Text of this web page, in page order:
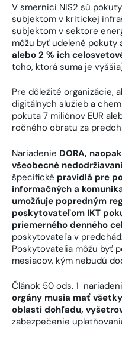
V smernici NIS2 sú
subjektom v kritickej
subjektom v sektore
môžu byť udelené pokuty
alebo 2 % ich
toho, ktorá suma je
Pre dôležité organizácie,
digitálnych služieb a
pokuta 7 miliónov EUR
ročného obratu za
Nariadenie DORA,
všeobecné
špecifické pravidlá pre
informačných a
umožňuje popredným
poskytovateľom IKT
priemerného denného
poskytovateľa v
Poskytovatelia môžu byť
mesiacov, kým nebudú
Článok 50 ods. 1
orgány musia mať
oblasti dohľadu,
zabezpečenie